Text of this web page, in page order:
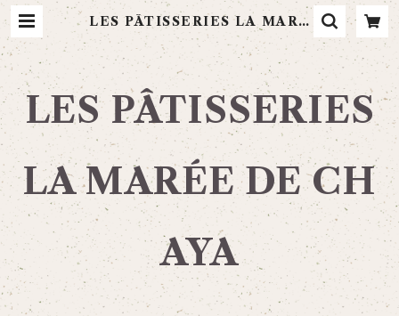
LES PÂTISSERIES LA MARÉ
E DE CHAYA
LES PÂTISSERIES
LA MARÉE DE CH
AYA